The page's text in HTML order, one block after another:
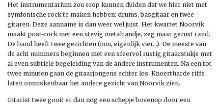
Het instrumentarium zou erop kunnen duiden dat we hier niet met
symfonische rock te maken hebben: drums, basgitaar en twee
gitaren. Deze aanname is dan weer wel juist. Het kwartet Noorvik
maakt post-rock met een stevig metalrandje, zeg maar gerust rand.
De band heeft twee gezichten (nou, eigenlijk vier…). De meeste van
de acht nummers beginnen met een sfeervol rustig gitaarstukje met
al even subtiele begeleiding van de andere instrumenten. Na een tot
twee minuten gaan de gitaarjongens echter los. Knoertharde riffs
laten onmiskenbaar het andere gezicht van Noorvik zien.
Gitarist twee gooit er dan nog een schepje bovenop door een